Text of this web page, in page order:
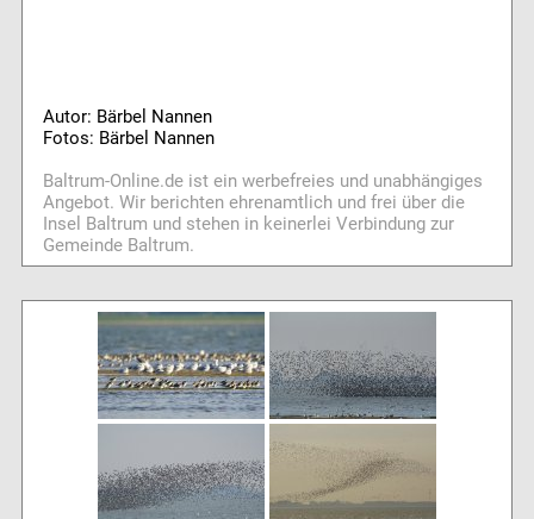
Autor: Bärbel Nannen
Fotos: Bärbel Nannen
Baltrum-Online.de ist ein werbefreies und unabhängiges
Angebot. Wir berichten ehrenamtlich und frei über die
Insel Baltrum und stehen in keinerlei Verbindung zur
Gemeinde Baltrum.